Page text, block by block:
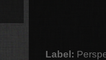
Label: